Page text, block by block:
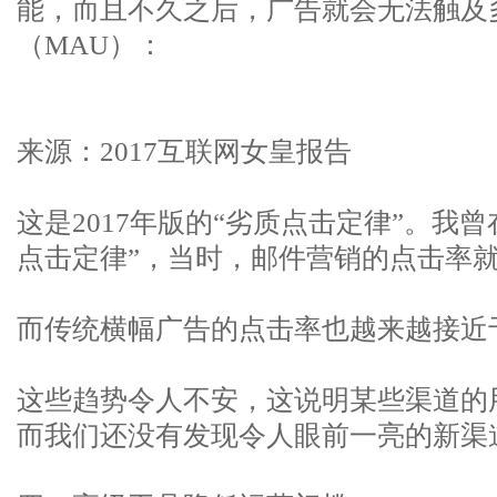
能，而且不久之后，广告就会无法触
（MAU）：
来源：2017互联网女皇报告
这是2017年版的“劣质点击定律”。我
点击定律”，当时，邮件营销的点击率
而传统横幅广告的点击率也越来越接近
这些趋势令人不安，这说明某些渠道
而我们还没有发现令人眼前一亮的新